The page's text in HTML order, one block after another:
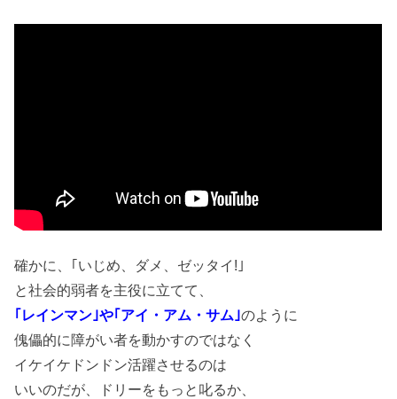
確かに、｢いじめ、ダメ、ゼッタイ!｣
と社会的弱者を主役に立てて、
｢レインマン｣や｢アイ・アム・サム｣のように
傀儡的に障がい者を動かすのではなく
イケイケドンドン活躍させるのは
いいのだが、ドリーをもっと叱るか、